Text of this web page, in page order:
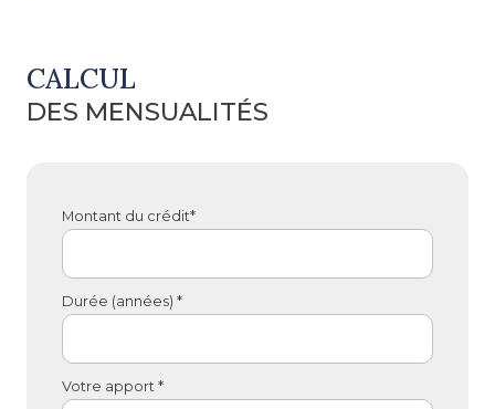
CALCUL
DES MENSUALITÉS
Montant du crédit*
Durée (années) *
Votre apport *